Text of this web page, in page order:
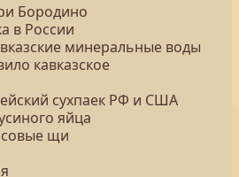
Бородино
в России
минеральные воды
кавказское
сухпаек РФ и США
яйца
щи